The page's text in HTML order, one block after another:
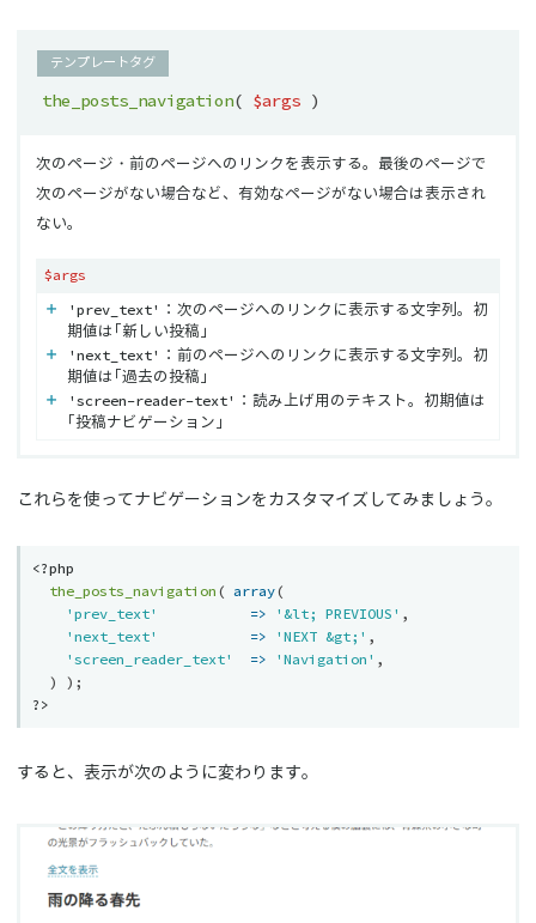
テンプレートタグ
the_posts_navigation( $args )
次のページ・前のページへのリンクを表示する。最後のページで
次のページがない場合など、有効なページがない場合は表示され
ない。
$args
'prev_text'
：次のページへのリンクに表示する文字列。初
期値は「新しい投稿」
'next_text'
：前のページへのリンクに表示する文字列。初
期値は「過去の投稿」
'screen-reader-text'
：読み上げ用のテキスト。初期値は
「投稿ナビゲーション」
これらを使ってナビゲーションをカスタマイズしてみましょう。
<?php
the_posts_navigation ( array(
'prev_text'
=> '&lt; PREVIOUS' ,
'next_text'
=> 'NEXT &gt;' ,
'screen_reader_text'
=> 'Navigation' ,
)
) ;
?>
すると、表示が次のように変わります。